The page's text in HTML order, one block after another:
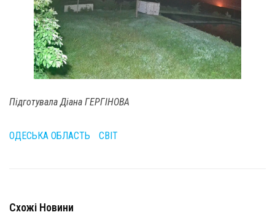
Підготувала Діана ГЕРГІНОВА
ОДЕСЬКА ОБЛАСТЬ СВІТ
Схожі Новини